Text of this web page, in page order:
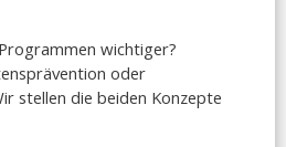
wichtiger?
oder
stellen die beiden Konzepte